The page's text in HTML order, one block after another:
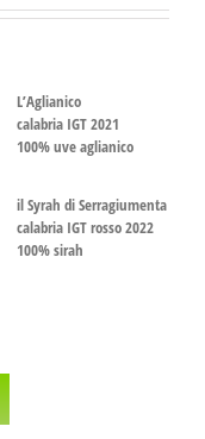
L’Aglianico
calabria IGT 2021
100% uve aglianico
il Syrah di Serragiumenta
calabria IGT rosso 2022
100% sirah